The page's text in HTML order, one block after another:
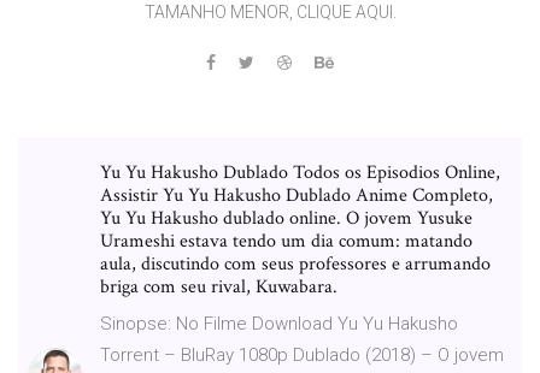
TAMANHO MENOR, CLIQUE AQUI.
Yu Yu Hakusho Dublado Todos os Episodios Online,
Assistir Yu Yu Hakusho Dublado Anime Completo,
Yu Yu Hakusho dublado online. O jovem Yusuke
Urameshi estava tendo um dia comum: matando
aula, discutindo com seus professores e arrumando
briga com seu rival, Kuwabara.
Sinopse: No Filme Download Yu Yu Hakusho
Torrent – BluRay 1080p Dublado (2018) – O jovem